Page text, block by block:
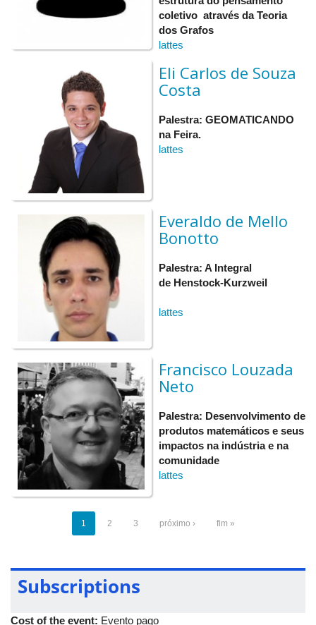
coletivo através da Teoria
dos Grafos
lattes
Eli Carlos de Souza
Costa
Palestra: GEOMATICANDO
na Feira.
lattes
Everaldo de Mello
Bonotto
Palestra: A Integral
de Henstock-Kurzweil
lattes
Francisco Louzada
Neto
Palestra: Desenvolvimento de
produtos matemáticos e seus
impactos na indústria e na
comunidade
lattes
1 2 3 próximo › fim »
Subscriptions
Cost of the event: Evento pago